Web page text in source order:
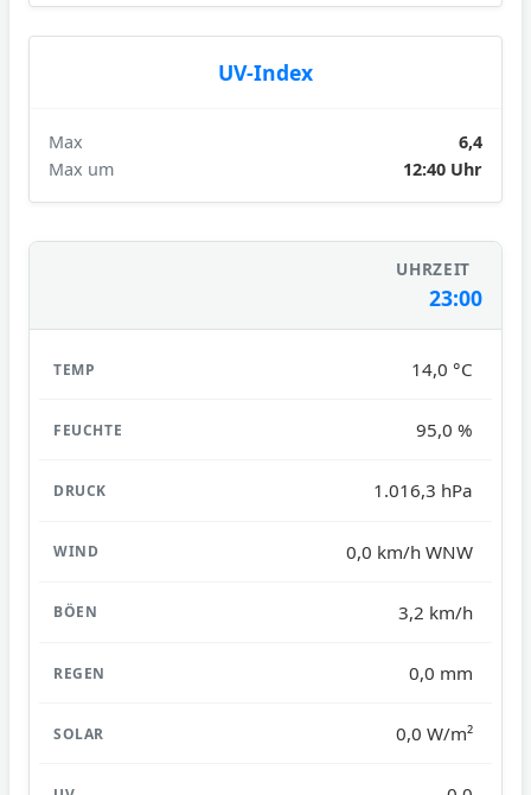
UV-Index
Max
6,4
Max um
12:40 Uhr
23:00
14,0 °C
95,0 %
1.016,3 hPa
0,0 km/h WNW
3,2 km/h
0,0 mm
0,0 W/m²